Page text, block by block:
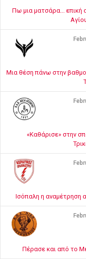
Πω μια ματσάρα... επική
Μια θέση πάνω στην
«Καθάρισε» στην
Ισόπαλη η αναμέτρηση
Πέρασε και από το